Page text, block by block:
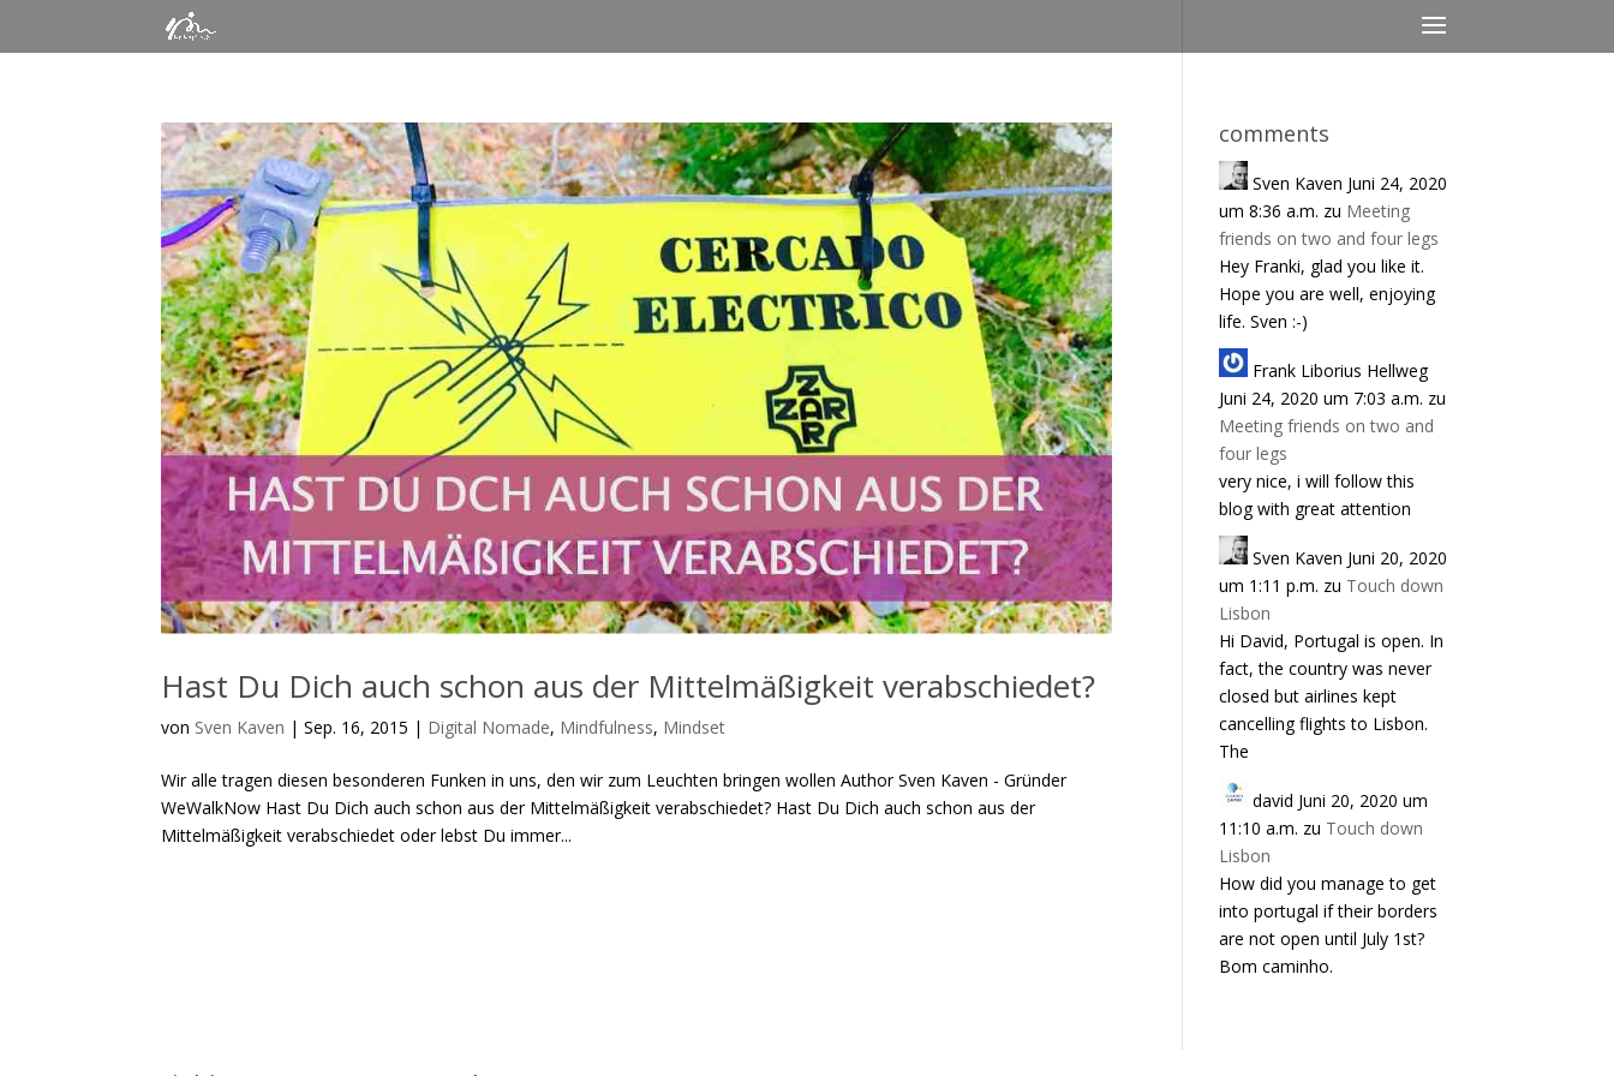
Hast Du Dich auch schon aus der Mittelmäßigkeit verabschiedet?
von Sven Kaven |Sep. 16, 2015 | Digital Nomade, Mindfulness, Mindset
Wir alle tragen diesen besonderen Funken in uns, den wir zum Leuchten bringen wollen Author Sven Kaven - Gründer
WeWalkNow Hast Du Dich auch schon aus der Mittelmäßigkeit verabschiedet? Hast Du Dich auch schon aus der
Mittelmäßigkeit verabschiedet oder lebst Du immer...
comments
Sven Kaven Juni 24, 2020
um 8:36 a.m. zu Meeting
friends on two and four legs
Hey Franki, glad you like it.
Hope you are well, enjoying
life. Sven :-)
Frank Liborius Hellweg
Juni 24, 2020 um 7:03 a.m. zu
Meeting friends on two and
four legs
very nice, i will follow this
blog with great attention
Sven Kaven Juni 20, 2020
um 1:11 p.m. zu Touch down
Lisbon
Hi David, Portugal is open. In
fact, the country was never
closed but airlines kept
cancelling flights to Lisbon.
The
david Juni 20, 2020 um
11:10 a.m. zu Touch down
Lisbon
How did you manage to get
into portugal if their borders
are not open until July 1st?
Bom caminho.